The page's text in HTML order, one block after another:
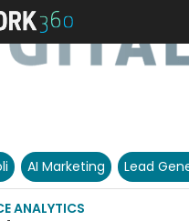
AI Marketing Lead
ANALYTICS